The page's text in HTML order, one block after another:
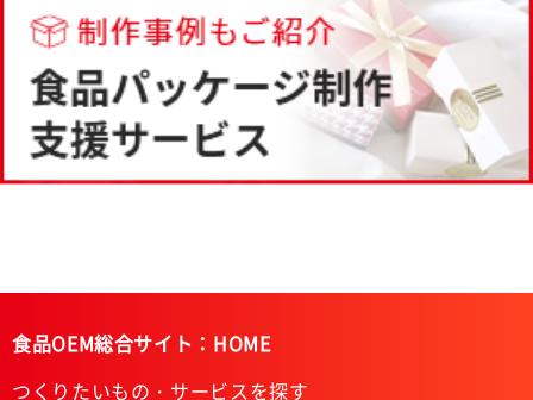
食品OEM総合サイト：HOME
つくりたいもの・サービスを探す